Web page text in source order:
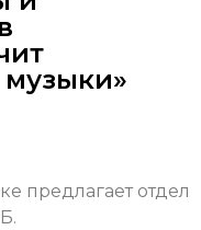
предлагает отдел